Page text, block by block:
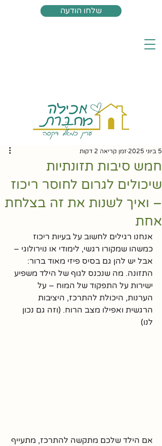
שלחו הודעה
חמש סיבות תזונתיות
שיכולים לגרום לחוסר ריכוז
– ואיך לשנות את זה בצלחת
אחת
5 ביוני 2025 זמן קריאה 2 דקות
אנחנו רגילים לחשוב על בעיות ריכוז
כמשהו שמקורו רגשי, לימודי או נוירולוגי –
אבל יש להן גם בסיס פיזי מאוד ברור:
התזונה. מה שנכנס לגוף של הילד משפיע
ישירות על התפקוד של המוח – על
הערנות, היכולת להתרכז, היציבות
הרגשית ואפילו מצב הרוח. (וזה גם נכון
לנו)
אם הילד שלכם מתקשה להתרכז, מתעייף